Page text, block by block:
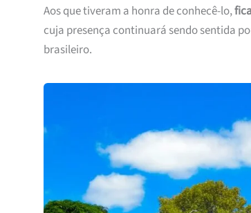
Aos que tiveram a honra de conhecê-lo,
cuja presença continuará sendo sentida
brasileiro.